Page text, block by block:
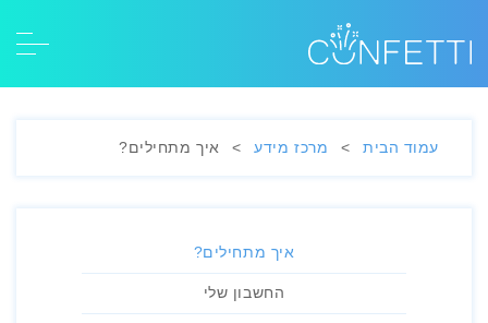
עמוד הבית > מרכז מידע > איך מתחילים?
איך מתחילים?
החשבון שלי